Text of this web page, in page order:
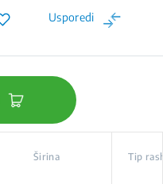
Usporedi
Širina Tip